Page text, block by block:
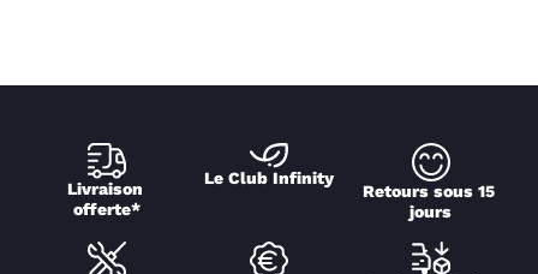
Livraison
offerte*
Le Club Infinity
Retours sous 15
jours